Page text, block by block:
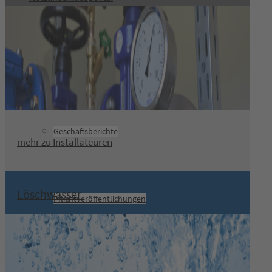
Sonstiges
Geschäftsberichte
Pflichtveröffentlichungen
Planauskunft
mehr zu Installateuren
Löschwasser